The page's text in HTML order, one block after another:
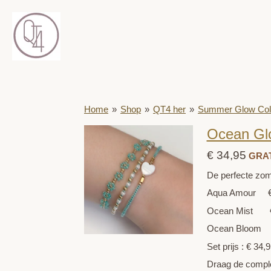
direct
naar
Home » Shop » QT4 her » Summer Glow
Ocean
€ 34,95
De perfecte
Aqua Amour
Ocean Mist
Ocean Bloom
Set prijs : €
Draag de